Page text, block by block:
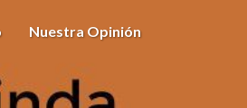
Nuestra Opinión